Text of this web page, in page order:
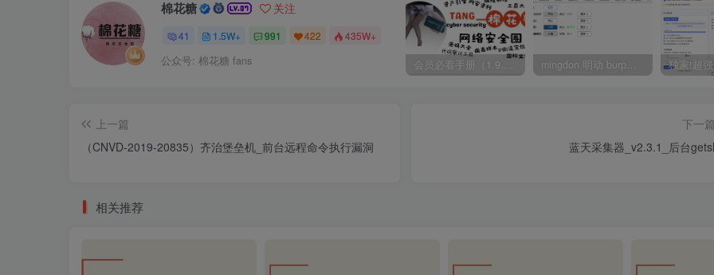
棉花糖 关注
41 1.5W+ 991 422 435W+
公众号: 棉花糖 fans
上一篇
（CNVD-2019-20835）齐治堡垒机_前台远程命令执行漏洞
下一篇
蓝天采集器_v2.3.1_后台
相关推荐